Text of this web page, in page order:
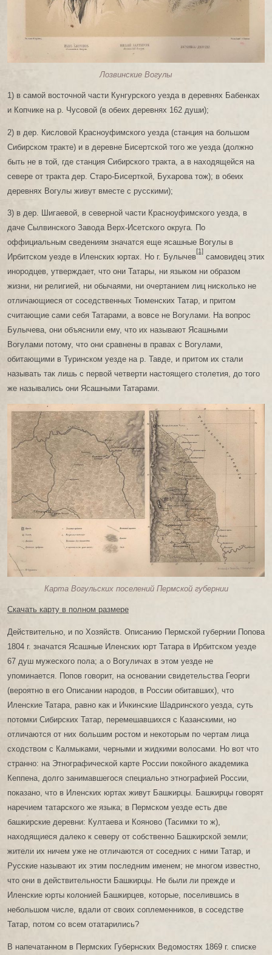
Лозвинские Вогулы
1) в самой восточной части Кунгурского уезда в деревнях Бабенках
и Копчике на р. Чусовой (в обеих деревнях 162 души);
2) в дер. Кисловой Красноуфимского уезда (станция на большом
Сибирском тракте) и в деревне Бисертской того же уезда (должно
быть не в той, где станция Сибирского тракта, а в находящейся на
севере от тракта дер. Старо-Бисерткой, Бухарова тож); в обеих
деревнях Вогулы живут вместе с русскими);
3) в дер. Шигаевой, в северной части Красноуфимского уезда, в
даче Сылвинского Завода Верх-Исетского округа. По
оффициальным сведениям значатся еще ясашные Вогулы в
Ирбитском уезде в Иленских юртах. Но г. Булычев
[1]
самовидец этих
инородцев, утверждает, что они Татары, ни языком ни образом
жизни, ни религией, ни обычаями, ни очертанием лиц нисколько не
отличающиеся от соседственных Тюменских Татар, и притом
считающие сами себя Татарами, а вовсе не Вогулами. На вопрос
Булычева, они объяснили ему, что их называют Ясашными
Вогулами потому, что они сравнены в правах с Вогулами,
обитающими в Туринском уезде на р. Тавде, и притом их стали
называть так лишь с первой четверти настоящего столетия, до того
же назывались они Ясашными Татарами.
Карта Вогульских поселений Пермской губернии
Скачать карту в полном размере
Действительно, и по Хозяйств. Описанию Пермской губернии Попова
1804 г. значатся Ясашные Иленских юрт Татара в Ирбитском уезде
67 душ мужеского пола; а о Вогуличах в этом уезде не
упоминается. Попов говорит, на основании свидетельства Георги
(вероятно в его Описании народов, в России обитавших), что
Иленские Татара, равно как и Ичкинские Шадринского уезда, суть
потомки Сибирских Татар, перемешавшихся с Казанскими, но
отличаются от них большим ростом и некоторым по чертам лица
сходством с Калмыками, черными и жидкими волосами. Но вот что
странно: на Этнографической карте России покойного академика
Кеппена, долго занимавшегося специально этнографией России,
показано, что в Иленских юртах живут Башкирцы. Башкирцы говорят
наречием татарского же языка; в Пермском уезде есть две
башкирские деревни: Култаева и Кояново (Тасимки то ж),
находящиеся далеко к северу от собственно Башкирской земли;
жители их ничем уже не отличаются от соседних с ними Татар, и
Русские называют их этим последним именем; не многом известно,
что они в действительности Башкирцы. Не были ли прежде и
Иленские юрты колонией Башкирцев, которые, поселившись в
небольшом числе, вдали от своих соплеменников, в соседстве
Татар, потом со всем отатарились?
В напечатанном в Пермских Губернских Ведомостях 1869 г. списке